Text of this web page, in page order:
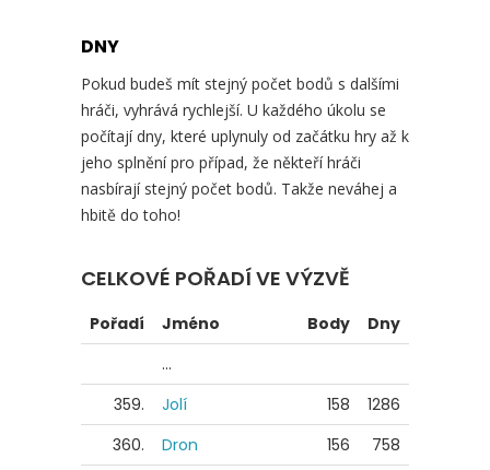
DNY
Pokud budeš mít stejný počet bodů s dalšími
hráči, vyhrává rychlejší. U každého úkolu se
počítají dny, které uplynuly od začátku hry až k
jeho splnění pro případ, že někteří hráči
nasbírají stejný počet bodů. Takže neváhej a
hbitě do toho!
CELKOVÉ POŘADÍ VE VÝZVĚ
Pořadí Jméno Body
Dny
...
359.
Jolí 158
1286
360.
Dron 156 758